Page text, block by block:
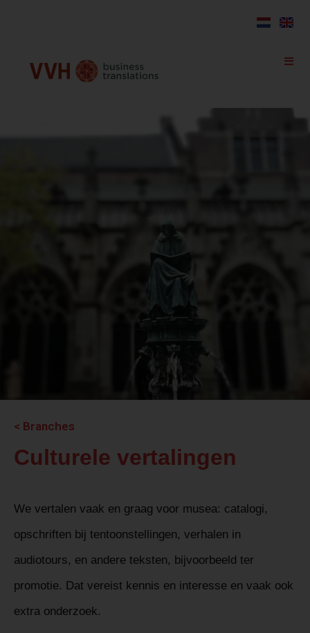
< Branches
Culturele vertalingen
We vertalen vaak en graag voor musea: catalogi,
opschriften bij tentoonstellingen, verhalen in
audiotours, en andere teksten, bijvoorbeeld ter
promotie. Dat vereist kennis en interesse en vaak ook
extra onderzoek.